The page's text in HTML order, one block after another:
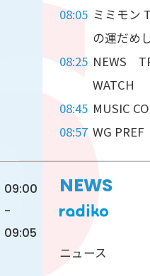
08:05 ミミモン
の運だめ
08:25 NEWS
WATCH
08:45 MUSIC
08:57 WG PREF
09:00
-
09:05
NEWS
ニュース